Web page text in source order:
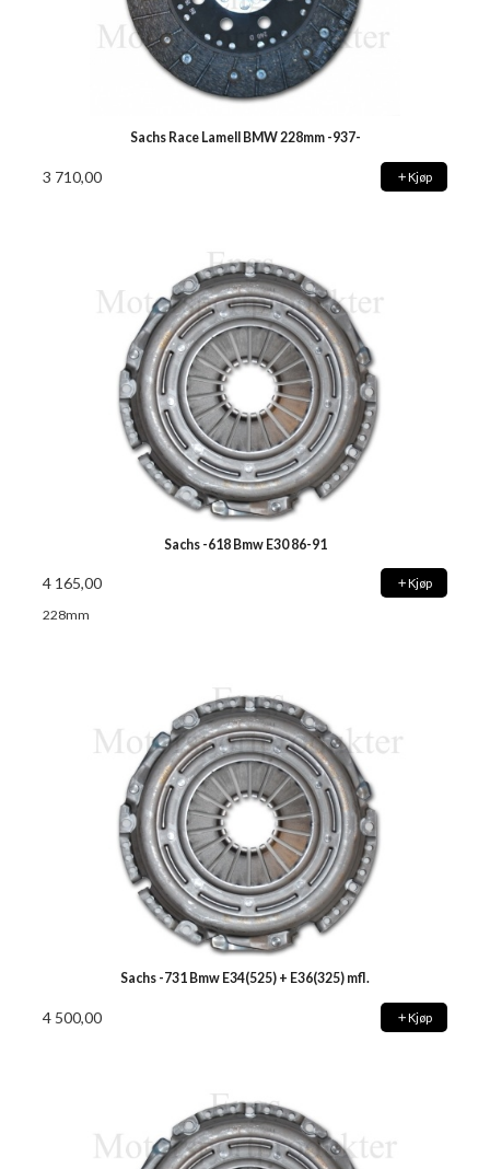
Sachs Race Lamell BMW 228mm -937-
3 710,00 Kjøp
Sachs -618 Bmw E30 86-91
4 165,00 Kjøp
228mm
Sachs -731 Bmw E34(525) + E36(325) mfl.
4 500,00 Kjøp